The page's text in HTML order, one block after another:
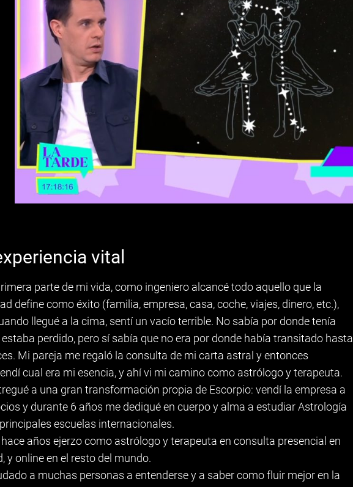
vital
parte de mi vida, como ingeniero alcancé todo aquello que la
define como éxito (familia, empresa, casa, coche, viajes, dinero, etc.),
llegué a la cima, sentí un vacío terrible. No sabía por donde tenía
estaba perdido, pero sí sabía que no era por donde había transitado hasta
Mi pareja me regaló la consulta de mi carta astral y entonces
cual era mi esencia, y ahí vi mi camino como astrólogo y terapeuta.
a una gran transformación propia de Escorpio: vendí la empresa a
y durante 6 años me dediqué en cuerpo y alma a estudiar Astrología
escuelas internacionales.
hace años ejerzo como astrólogo y terapeuta en consulta presencial en
y online en el resto del mundo.
a muchas personas a entenderse y a saber como fluir mejor en la